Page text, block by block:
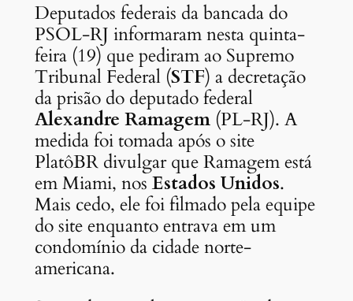
Deputados federais da bancada do
PSOL-RJ informaram nesta quinta-
feira (19) que pediram ao Supremo
Tribunal Federal (STF) a decretação
da prisão do deputado federal
Alexandre Ramagem(PL-RJ). A
medida foi tomada após o site
PlatôBR divulgar que Ramagem está
em Miami, nosEstados Unidos.
Mais cedo, ele foi filmado pela equipe
do site enquanto entrava em um
condomínio da cidade norte-
americana.